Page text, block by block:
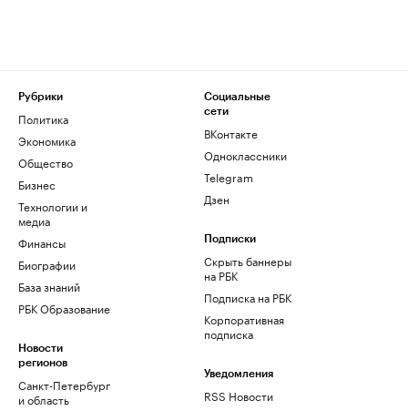
Рубрики
Политика
Экономика
Общество
Бизнес
Технологии и
медиа
Финансы
Биографии
База знаний
РБК Образование
Новости
регионов
Санкт-Петербург
и область
Социальные
сети
ВКонтакте
Одноклассники
Telegram
Дзен
Подписки
Скрыть баннеры
на РБК
Подписка на РБК
Корпоративная
подписка
Уведомления
RSS Новости